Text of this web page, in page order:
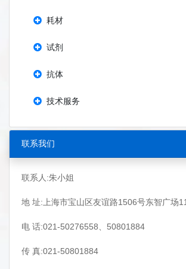
耗材
试剂
抗体
技术服务
联系我们
联系人:朱小姐
地 址:上海市宝山区友谊路1506号东智广场
电 话:021-50276558、50801884
传 真:021-50801884